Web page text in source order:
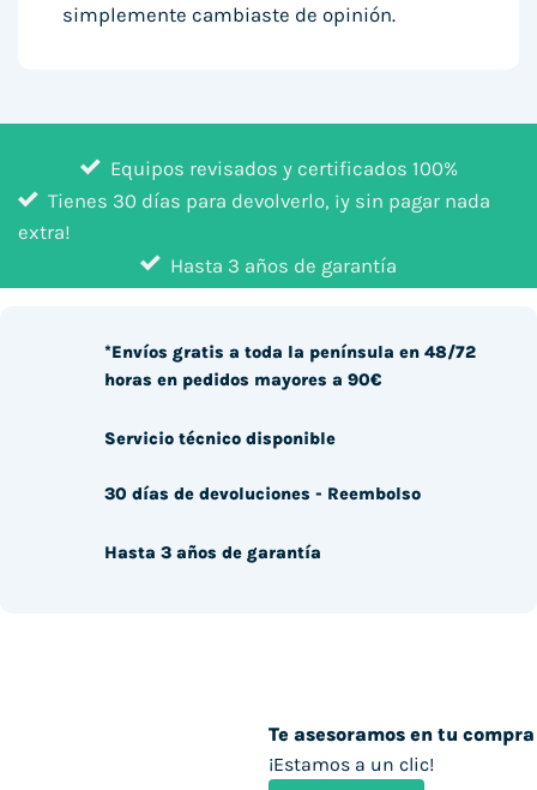
simplemente cambiaste de opinión.
Equipos revisados y certificados 100%
Tienes 30 días para devolverlo, ¡y sin pagar nada
extra!
Hasta 3 años de garantía
Te asesoramos en tu compra
¡Estamos a un clic!
*Envíos gratis a toda la península en 48/72
horas en pedidos mayores a 90€
Servicio técnico disponible
30 días de devoluciones - Reembolso
Hasta 3 años de garantía